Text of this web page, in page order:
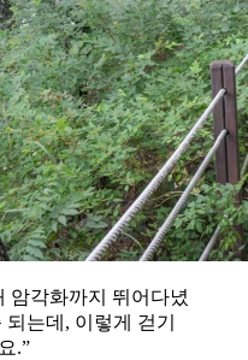
암각화까지 뛰어다녔
는데, 이렇게 걷기
.”